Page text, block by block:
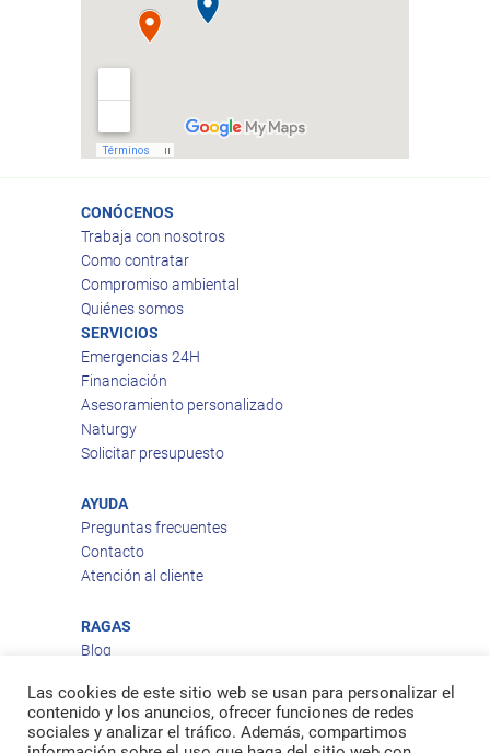
CONÓCENOS
Trabaja con nosotros
Como contratar
Compromiso ambiental
Quiénes somos
SERVICIOS
Emergencias 24H
Financiación
Asesoramiento personalizado
Naturgy
Solicitar presupuesto
AYUDA
Preguntas frecuentes
Contacto
Atención al cliente
RAGAS
Blog
Política de privacidad
Política de cookies
Política de envío
Las cookies de este sitio web se usan para personalizar el
contenido y los anuncios, ofrecer funciones de redes
sociales y analizar el tráfico. Además, compartimos